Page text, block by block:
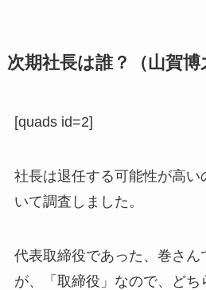
次期社長は誰？（山賀博
[quads id=2]
社長は退任する可能性が高い
いて調査しました。
代表取締役であった、巻さん
が、「取締役」なので、ど